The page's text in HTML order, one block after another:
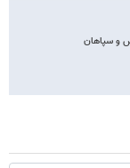
و سپاهان